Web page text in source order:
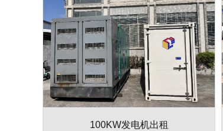
100KW发电机出租